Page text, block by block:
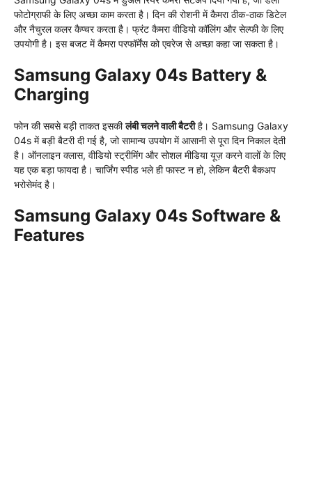
फोटोग्राफी के लिए अच्छा काम करता है। दिन की रोशनी में कैमरा ठीक-ठाक डिटेल
और नैचुरल कलर कैप्चर करता है। फ्रंट कैमरा वीडियो कॉलिंग और सेल्फी के लिए
उपयोगी है। इस बजट में कैमरा परफॉर्मेंस को एवरेज से अच्छा कहा जा सकता है।
Samsung Galaxy 04s Battery &
Charging
फोन की सबसे बड़ी ताकत इसकीलंबी चलने वाली बैटरीहै। Samsung Galaxy
04s में बड़ी बैटरी दी गई है, जो सामान्य उपयोग में आसानी से पूरा दिन निकाल देती
है। ऑनलाइन क्लास, वीडियो स्ट्रीमिंग और सोशल मीडिया यूज़ करने वालों के लिए
यह एक बड़ा फायदा है। चार्जिंग स्पीड भले ही फास्ट न हो, लेकिन बैटरी बैकअप
भरोसेमंद है।
Samsung Galaxy 04s Software &
Features